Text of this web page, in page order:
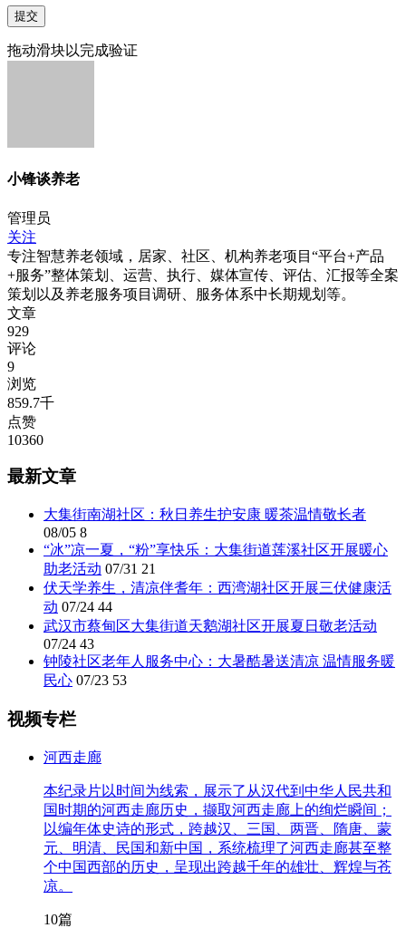
提交
拖动滑块以完成验证
小锋谈养老
管理员
关注
专注智慧养老领域，居家、社区、机构养老项目“平台+产品
+服务”整体策划、运营、执行、媒体宣传、评估、汇报等全案
策划以及养老服务项目调研、服务体系中长期规划等。
文章
929
评论
9
浏览
859.7千
点赞
10360
最新文章
大集街南湖社区：秋日养生护安康 暖茶温情敬长者
08/05 8
“冰”凉一夏，“粉”享快乐：大集街道莲溪社区开展暖心
助老活动 07/31 21
伏天学养生，清凉伴耆年：西湾湖社区开展三伏健康活
动 07/24 44
武汉市蔡甸区大集街道天鹅湖社区开展夏日敬老活动
07/24 43
钟陵社区老年人服务中心：大暑酷暑送清凉 温情服务暖
民心 07/23 53
视频专栏
河西走廊
本纪录片以时间为线索，展示了从汉代到中华人民共和
国时期的河西走廊历史，撷取河西走廊上的绚烂瞬间；
以编年体史诗的形式，跨越汉、三国、两晋、隋唐、蒙
元、明清、民国和新中国，系统梳理了河西走廊甚至整
个中国西部的历史，呈现出跨越千年的雄壮、辉煌与苍
凉。
10篇